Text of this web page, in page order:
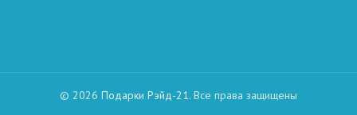
© 2026 Подарки Рэйд-21. Все права защищены